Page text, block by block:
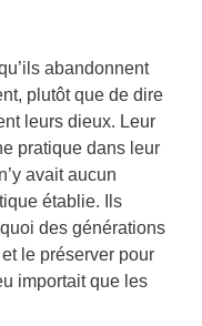
abandonnent
plutôt que de dire
leurs dieux. Leur
pratique dans leur
avait aucun
établie. Ils
des générations
le préserver pour
importait que les